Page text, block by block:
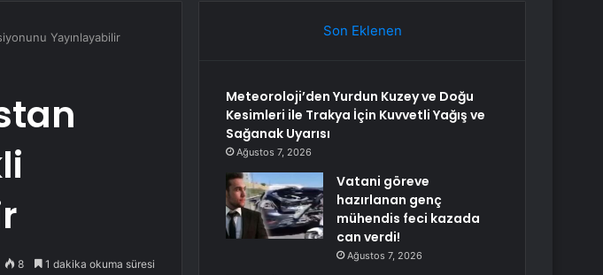
Yayınlayabilir
8 1 dakika okuma süresi
Son Eklenen
Meteoroloji’den Yurdun Kuzey ve Doğu
Kesimleri ile Trakya İçin Kuvvetli Yağış ve
Sağanak Uyarısı
Ağustos 7, 2026
Vatani göreve
hazırlanan genç
mühendis feci kazada
can verdi!
Ağustos 7, 2026